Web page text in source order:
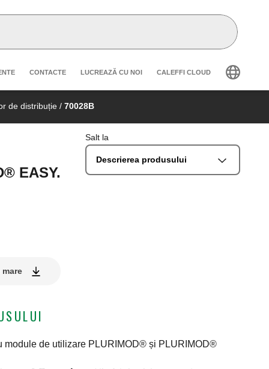
navigation
CONTACTE LUCREAZĂ CU NOI CALEFFI CLOUD
de distribuție / 70028B
EASY.
Salt la
Descrierea produsului
module de utilizare PLURIMOD® și PLURIMOD®